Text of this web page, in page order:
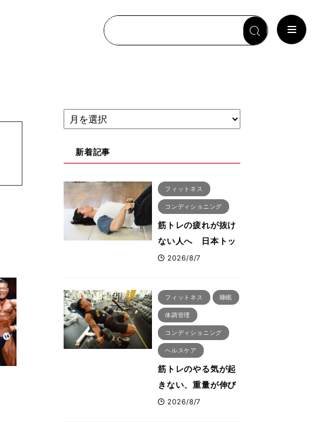
新着記事
フィットネス
コンディショニング
筋トレの疲れが抜け
ない人へ 日本トッ
プボディビルダー・
る「回復習慣」
2026/8/7
フィットネス 睡眠
体調管理
コンディショニング
ヘルスケア
筋トレのやる気が起
きない、重量が伸び
ない ボディビル世
2026/8/7